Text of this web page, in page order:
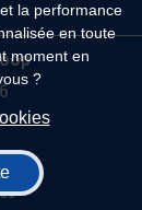
la performance
en toute
moment en
?